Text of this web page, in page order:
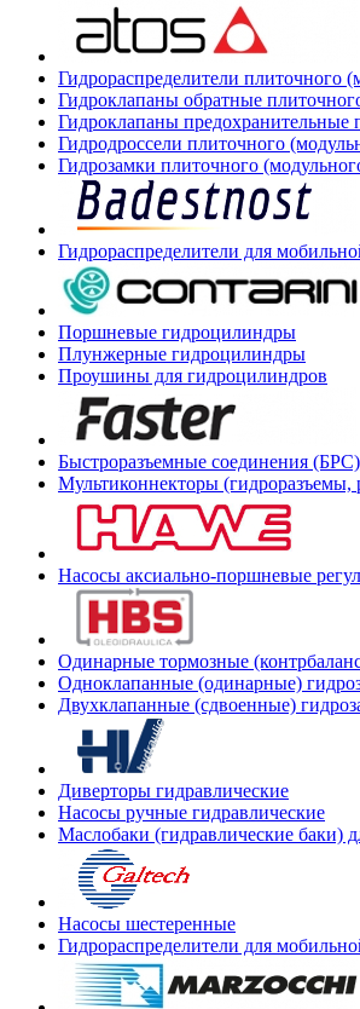
Гидрораспределители
Гидроклапаны обратные
Гидроклапаны предохранительные
Гидродроссели плиточного
Гидрозамки плиточного
Гидрораспределители для
Поршневые гидроцилиндры
Плунжерные гидроцилиндры
Проушины для гидроцилиндров
Быстроразъемные соединения
Мультиконнекторы
Насосы аксиально-поршневые
Одинарные тормозные
Одноклапанные (одинарные)
Двухклапанные (сдвоенные)
Диверторы гидравлические
Насосы ручные гидравлические
Маслобаки (гидравлические баки)
Насосы шестеренные
Гидрораспределители для